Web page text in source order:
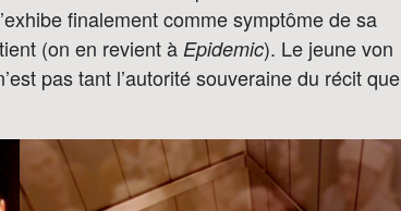
finalement comme symptôme de sa
(on en revient àEpidemic). Le jeune von
pas tant l’autorité souveraine du récit que